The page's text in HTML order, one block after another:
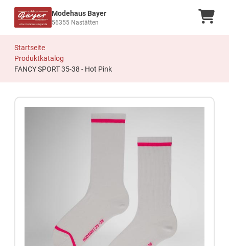
Modehaus Bayer
56355 Nastätten
Startseite
Produktkatalog
FANCY SPORT 35-38 - Hot Pink